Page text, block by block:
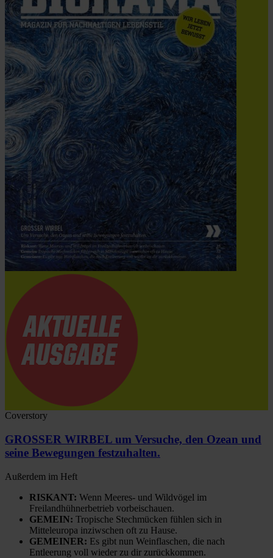
Coverstory
GROSSER WIRBEL um Versuche, den Ozean und
seine Bewegungen festzuhalten.
Außerdem im Heft
RISKANT: Wenn Meeres- und Wildvögel im
Freilandhühnerbetrieb vorbeischauen.
GEMEIN: Tropische Stechmücken fühlen sich in
Mitteleuropa inziwschen oft zu Hause.
GEMEINER: Es gibt nun Weinflaschen, die nach
Entleerung voll wieder zu dir zurückkommen.